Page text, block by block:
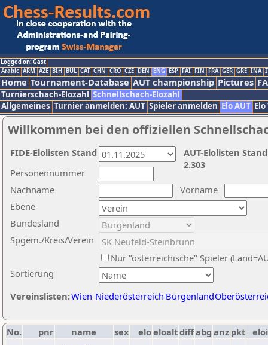
Logged on: Gast
Arabic ARM AZE BIH BUL CAT CHN CRO CZE DEN ENG ESP FAI FIN FRA GER GRE INA
Home Tournament-Database AUT championship Pictures
Turnierschach-Elozahl Schnellschach-Elozahl
Allgemeines Turnier anmelden: AUT Spieler anmelden Elo AUT
Willkommen bei den offiziellen
Nachname
Vorname
Ebene
Sortierung
Personennummer
Bundesland
Spgem./Kreis/Verein
Nur "österreichische" Spieler
Vereinslisten:Wien Niederösterreich Burgenland
AUT-Elolisten
2.303
FIDE-Elolisten Stand
No. pnr name sex eloeloaltdiffabg anz pkt eloi